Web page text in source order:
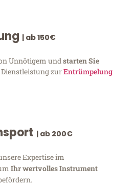
| ab 150€
Unnötigem undstarten Sie
zurEntrümpelung
| ab 200€
Expertise im
Ihr wertvolles Instrument